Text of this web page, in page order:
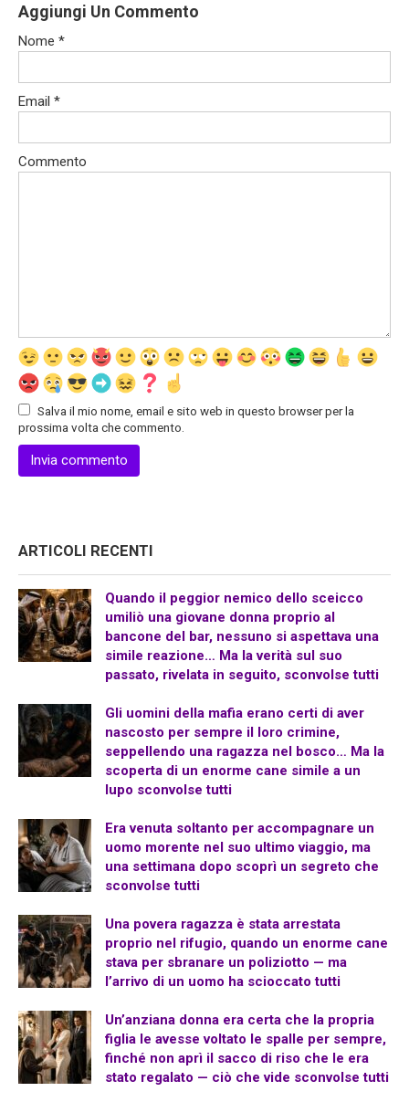
Aggiungi Un Commento
Nome *
Email *
Commento
Salva il mio nome, email e sito web in questo browser per la
prossima volta che commento.
ARTICOLI RECENTI
Quando il peggior nemico dello sceicco
umiliò una giovane donna proprio al
bancone del bar, nessuno si aspettava una
simile reazione… Ma la verità sul suo
passato, rivelata in seguito, sconvolse tutti
Gli uomini della mafia erano certi di aver
nascosto per sempre il loro crimine,
seppellendo una ragazza nel bosco… Ma la
scoperta di un enorme cane simile a un
lupo sconvolse tutti
Era venuta soltanto per accompagnare un
uomo morente nel suo ultimo viaggio, ma
una settimana dopo scoprì un segreto che
sconvolse tutti
Una povera ragazza è stata arrestata
proprio nel rifugio, quando un enorme cane
stava per sbranare un poliziotto — ma
l’arrivo di un uomo ha scioccato tutti
Un’anziana donna era certa che la propria
figlia le avesse voltato le spalle per sempre,
finché non aprì il sacco di riso che le era
stato regalato — ciò che vide sconvolse tutti